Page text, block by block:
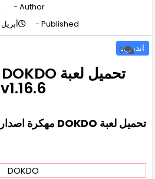
Author -
.
Published -
أبريل 30, 2021
اندرويد0
v1.16.6
تحميل لعبة DOKDO مهكرة اصدار v1.16.6
DOKDO